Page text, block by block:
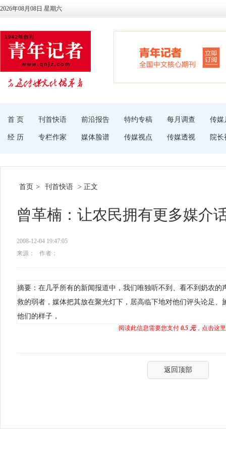
2026年08月08日 星期六
首 页 刊首快语 前沿报告 特约专稿 每月调查 传媒
经 历 专栏作家 媒体脸谱 传媒视点 传媒透视 院长
首页 > 刊首快语 > 正文
曾革楠：让农民拥有更多媒介
2008-12-04 19:47:05
来源：
作者：
摘要：在几乎所有的新闻报道中，我们唯独听不到、看不到奶农的
救的弱者，媒体把其放在聚光灯下，居高临下地对他们评头论足、
他们的样子，
阅读此信息需要您支付 0.5 元，点击这
返回顶部